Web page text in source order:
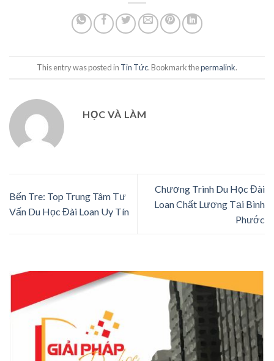
This entry was posted in Tin Tức. Bookmark thepermalink.
HỌC VÀ LÀM
Bến Tre: Top Trung Tâm Tư
Vấn Du Học Đài Loan Uy Tín
Chương Trình Du Học Đài
Loan Chất Lượng Tại Bình
Phước